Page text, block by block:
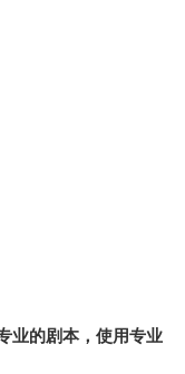
业的剧本，使用专业